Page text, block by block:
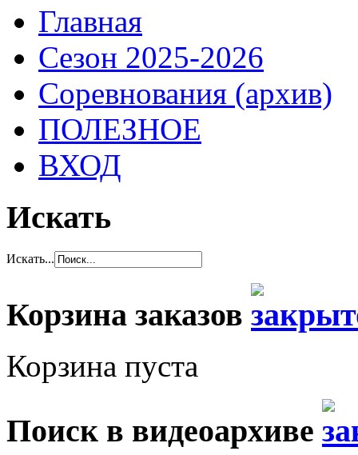
Главная
Сезон 2025-2026
Соревнования (архив)
ПОЛЕЗНОЕ
ВХОД
Искать
Искать...
Корзина заказов
Корзина пуста
Поиск в видеоархиве